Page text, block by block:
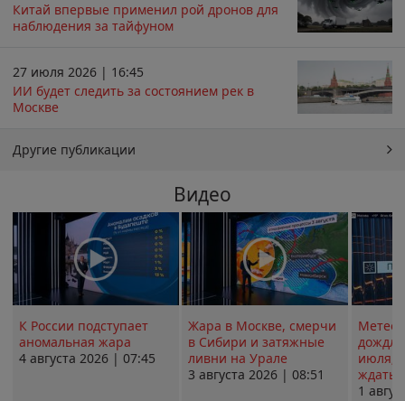
Китай впервые применил рой дронов для
наблюдения за тайфуном
27 июля 2026 | 16:45
ИИ будет следить за состоянием рек в
Москве
Другие публикации
Видео
К России подступает
аномальная жара
4 августа 2026 | 07:45
Жара в Москве, смерчи
в Сибири и затяжные
ливни на Урале
3 августа 2026 | 08:51
июля;
ждать
1